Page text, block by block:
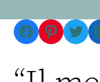
Facebook